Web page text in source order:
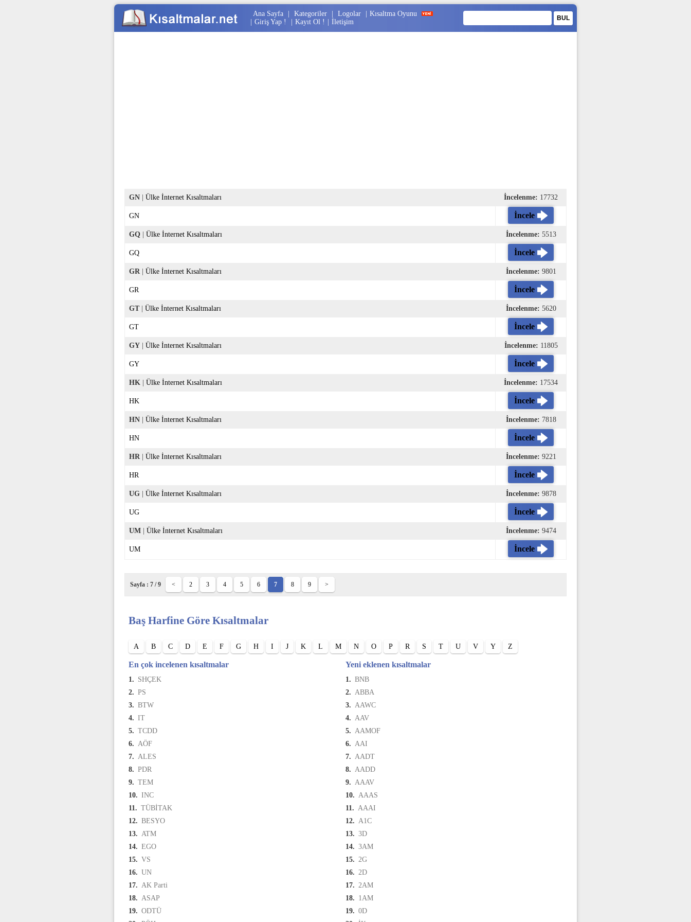
Ana Sayfa Kategoriler Logolar
Kısaltma Oyunu
Giriş Yap ! Kayıt Ol ! İletişim
GN Ülke İnternet Kısaltmaları İncelenme: 17732
GN İncele
GQ Ülke İnternet Kısaltmaları İncelenme: 5513
GQ İncele
GR Ülke İnternet Kısaltmaları İncelenme: 9801
GR İncele
GT| Ülke İnternet Kısaltmaları İncelenme: 5620
GT İncele
GY Ülke İnternet Kısaltmaları İncelenme: 11805
GY İncele
HK Ülke İnternet Kısaltmaları İncelenme: 17534
HK İncele
HN Ülke İnternet Kısaltmaları İncelenme: 7818
HN İncele
HR Ülke İnternet Kısaltmaları İncelenme: 9221
HR İncele
UG Ülke İnternet Kısaltmaları İncelenme: 9878
UG İncele
UM Ülke İnternet Kısaltmaları İncelenme: 9474
UM İncele
Sayfa : 7 / 9 < 2 3 4 5 6 7 8 9 >
Baş Harfine Göre Kısaltmalar
A B C D E F G H I J K L M N O P R S T U V Y Z
En çok incelenen kısaltmalar
1. SHÇEK
2. PS
3. BTW
4. IT
5. TCDD
6. AÖF
7. ALES
8. PDR
9. TEM
10. INC
11. TÜBİTAK
12. BESYO
13. ATM
14. EGO
15. VS
16. UN
17. AK Parti
18. ASAP
19. ODTÜ
Yeni eklenen kısaltmalar
1. BNB
2. ABBA
3. AAWC
4. AAV
5. AAMOF
6. AAI
7. AADT
8. AADD
9. AAAV
10. AAAS
11. AAAI
12. A1C
13. 3D
14. 3AM
15. 2G
16. 2D
17. 2AM
18. 1AM
19. 0D